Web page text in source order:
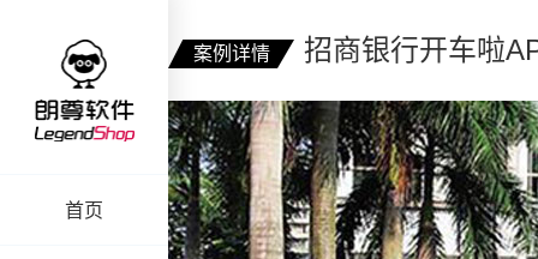
首页
案例详情 招商银行开车啦